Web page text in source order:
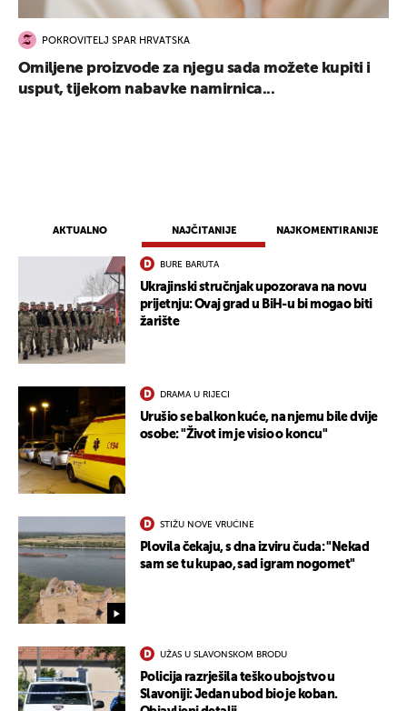
AKTUALNO NAJČITANIJE NAJKOMENTIRANIJE
BURE BARUTA
Ukrajinski stručnjak upozorava na novu
prijetnju: Ovaj grad u BiH-u bi mogao biti
žarište
DRAMA U RIJECI
Urušio se balkon kuće, na njemu bile dvije
osobe: "Život im je visio o koncu"
STIŽU NOVE VRUĆINE
Plovila čekaju, s dna izviru čuda: "Nekad
sam se tu kupao, sad igram nogomet"
UŽAS U SLAVONSKOM BRODU
Policija razrješila teško ubojstvo u
Slavoniji: Jedan ubod bio je koban.
POKROVITELJ SPAR HRVATSKA
Omiljene proizvode za njegu sada možete kupiti i
usput, tijekom nabavke namirnica...